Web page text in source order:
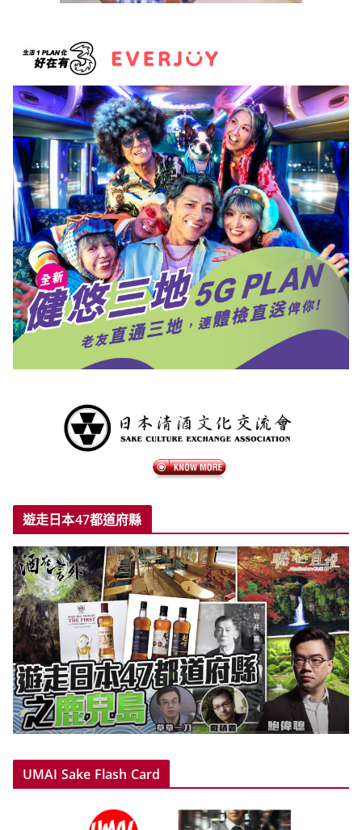
遊走日本47都道府縣
UMAI Sake Flash Card